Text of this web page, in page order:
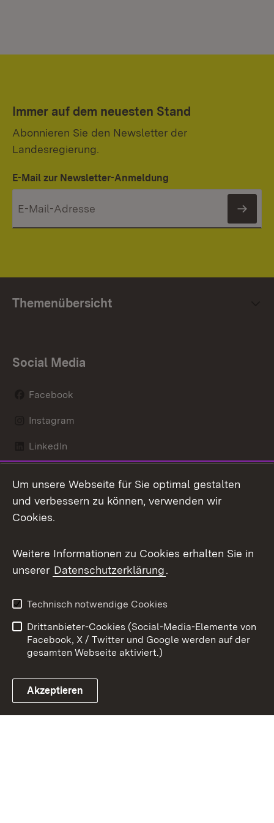
Immer auf dem neuesten Stand
Abonnieren Sie den Newsletter der
Landesregierung.
E-Mail zur Newsletter-Anmeldung
Themenübersicht
Social Media
Facebook
Instagram
LinkedIn
X / Twitter
Youtube
Link zum Landesportal
Kontakt
Datenschutz
Barrierefreiheit
Impressum
Cookies
Um unsere Webseite für Sie optimal gestalten
und verbessern zu können, verwenden wir
Cookies.
Weitere Informationen zu Cookies erhalten Sie in
unserer Datenschutzerklärung.
Technisch notwendige Cookies
Drittanbieter-Cookies (Social-Media-Elemente von
Facebook, X / Twitter und Google werden auf der
gesamten Webseite aktiviert.)
Akzeptieren